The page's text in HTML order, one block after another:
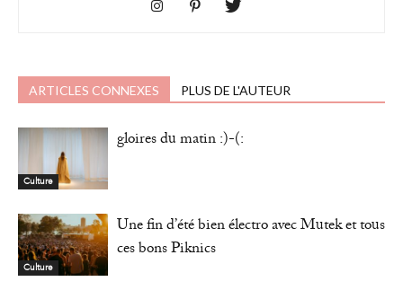
ARTICLES CONNEXES PLUS DE L'AUTEUR
Culture
gloires du matin :)-(:
Culture
Une fin d’été bien électro avec Mutek et tous
ces bons Piknics